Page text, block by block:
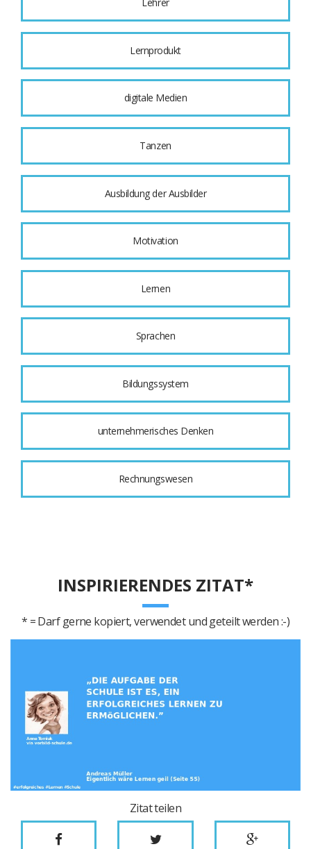
Lehrer
Lernprodukt
digitale Medien
Tanzen
Ausbildung der Ausbilder
Motivation
Lernen
Sprachen
Bildungssystem
unternehmerisches Denken
Rechnungswesen
INSPIRIERENDES ZITAT*
* = Darf gerne kopiert, verwendet und geteilt werden :-)
Zitat teilen